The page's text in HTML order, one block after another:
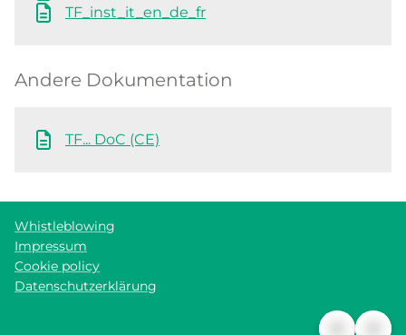
TF_inst_it_en_de_fr
Andere Dokumentation
TF... DoC (CE)
Whistleblowing
Impressum
Cookie policy
Datenschutzerklärung